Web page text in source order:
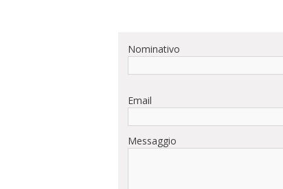
Nominativo
Email
Messaggio